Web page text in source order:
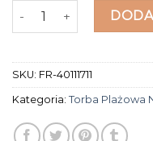
ilość torba plażowa na
SKU: FR-40111711
Kategoria: Torba Plażowa